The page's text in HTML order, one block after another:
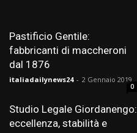
Pastificio Gentile:
fabbricanti di maccheroni
dal 1876
italiadailynews24 - 2 Gennaio 2019
0
Studio Legale Giordanengo:
eccellenza, stabilità e